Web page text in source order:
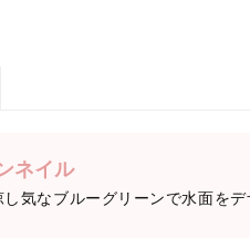
ネイル
気なブルーグリーンで水面を